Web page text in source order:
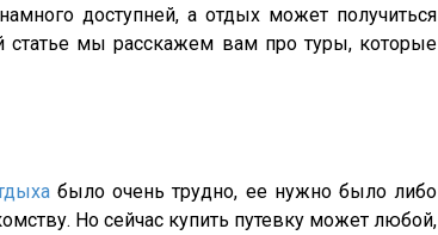
доступней, а отдых может получиться
статье мы расскажем вам про туры, которые
было очень трудно, ее нужно было либо
Но сейчас купить путевку может любой,